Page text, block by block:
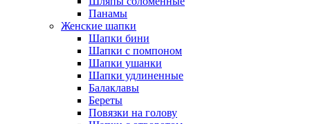
Панамы
Женские шапки
Шапки бини
Шапки с помпоном
Шапки ушанки
Шапки удлиненные
Балаклавы
Береты
Повязки на голову